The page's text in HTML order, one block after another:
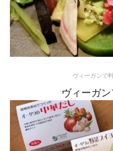
ヴィーガンで
ヴィーガ